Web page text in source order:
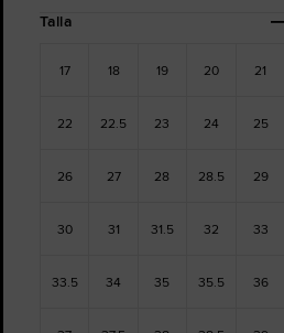
Talla
17 18 19 20 21
22 22.5 23 24 25
26 27 28 28.5 29
30 31 31.5 32 33
33.5 34 35 35.5 36